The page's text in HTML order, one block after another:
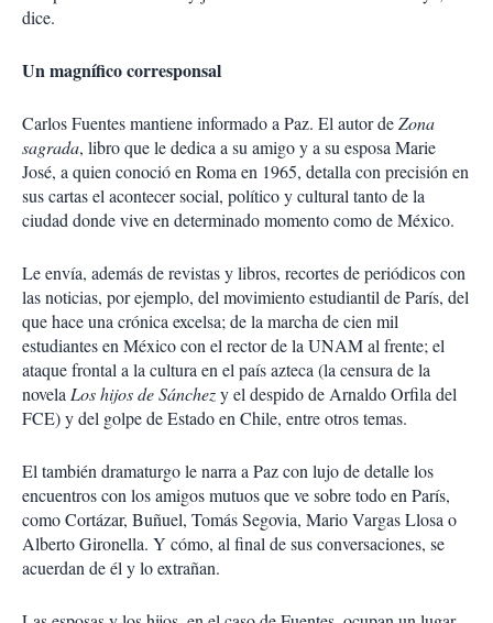
dice.
Un magnífico corresponsal
Carlos Fuentes mantiene informado a Paz. El autor deZona
sagrada, libro que le dedica a su amigo y a su esposa Marie
José, a quien conoció en Roma en 1965, detalla con precisión en
sus cartas el acontecer social, político y cultural tanto de la
ciudad donde vive en determinado momento como de México.
Le envía, además de revistas y libros, recortes de periódicos con
las noticias, por ejemplo, del movimiento estudiantil de París, del
que hace una crónica excelsa; de la marcha de cien mil
estudiantes en México con el rector de la UNAM al frente; el
ataque frontal a la cultura en el país azteca (la censura de la
novela Los hijos de Sánchezy el despido de Arnaldo Orfila del
FCE) y del golpe de Estado en Chile, entre otros temas.
El también dramaturgo le narra a Paz con lujo de detalle los
encuentros con los amigos mutuos que ve sobre todo en París,
como Cortázar, Buñuel, Tomás Segovia, Mario Vargas Llosa o
Alberto Gironella. Y cómo, al final de sus conversaciones, se
acuerdan de él y lo extrañan.